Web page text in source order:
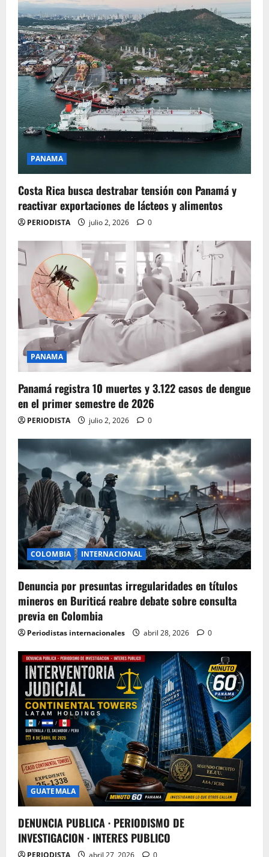
PANAMA
Costa Rica busca destrabar tensión con Panamá y
reactivar exportaciones de lácteos y alimentos
PERIODISTA julio 2, 2026 0
PANAMA
Panamá registra 10 muertes y 3.122 casos de dengue
en el primer semestre de 2026
PERIODISTA julio 2, 2026 0
COLOMBIA INTERNACIONAL
Denuncia por presuntas irregularidades en títulos
mineros en Buriticá reabre debate sobre consulta
previa en Colombia
Periodistas internacionales abril 28, 2026 0
GUATEMALA
DENUNCIA PUBLICA · PERIODISMO DE
INVESTIGACION · INTERES PUBLICO